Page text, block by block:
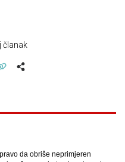
članak
da obriše neprimjeren